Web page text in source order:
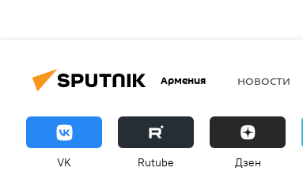
Армения НОВОСТИ
VK Rutube Дзен